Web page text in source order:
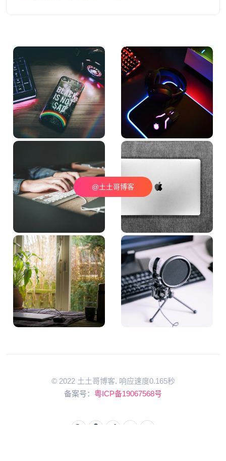
@土土哥博客
© 2022 土土哥博客. 响应速度0.165秒
备案号： 粤ICP备19067568号